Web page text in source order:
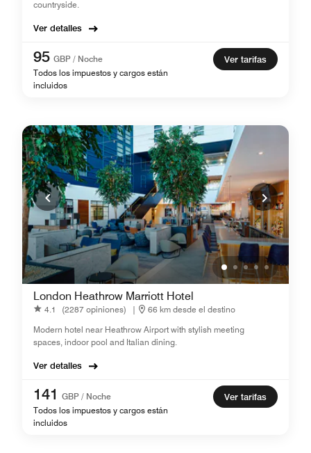
countryside.
Ver detalles
95 GBP / Noche
Todos los impuestos y cargos están
incluidos
Ver tarifas
London Heathrow Marriott Hotel
4.1 (2287 opiniones) |
66 km desde el destino
Modern hotel near Heathrow Airport with stylish meeting
spaces, indoor pool and Italian dining.
Ver detalles
141 GBP / Noche
Todos los impuestos y cargos están
incluidos
Ver tarifas